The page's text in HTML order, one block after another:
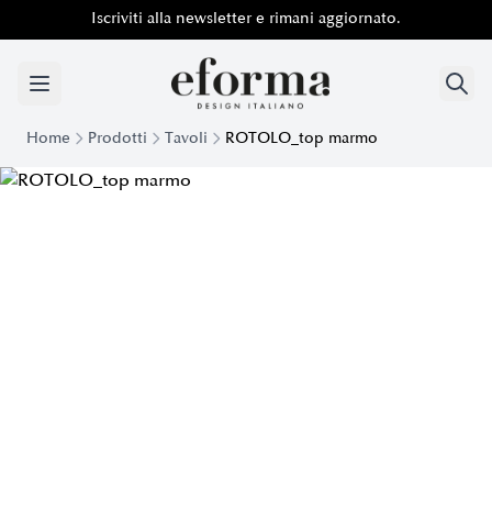
Iscriviti alla newsletter e rimani aggiornato.
Home Prodotti Tavoli ROTOLO_top marmo
Tavolo di Design Rotolo top Marmo | Eforma